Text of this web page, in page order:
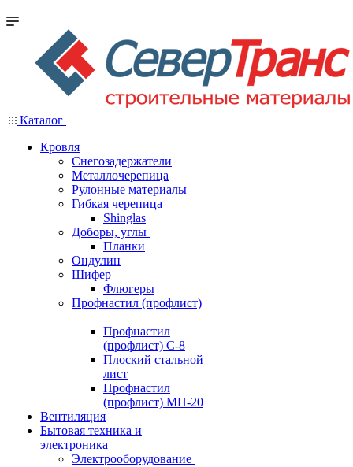
Каталог
Кровля
Снегозадержатели
Металлочерепица
Рулонные материалы
Гибкая черепица
Shinglas
Доборы, углы
Планки
Ондулин
Шифер
Флюгеры
Профнастил (профлист)
Профнастил
(профлист) С-8
Плоский стальной
лист
Профнастил
(профлист) МП-20
Вентиляция
Бытовая техника и
электроника
Электрооборудование